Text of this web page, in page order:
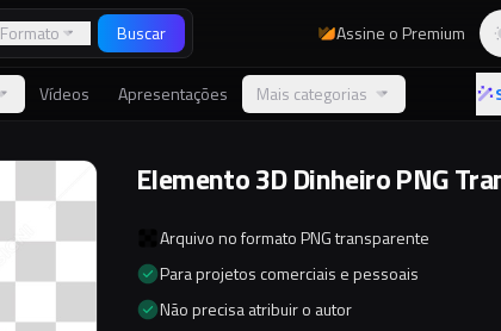
Formato Buscar Assine o Premium
Vídeos Apresentações Mais categorias
Elemento 3D Dinheiro PNG
Arquivo no formato PNG transparente
Para projetos comerciais e pessoais
Não precisa atribuir o autor